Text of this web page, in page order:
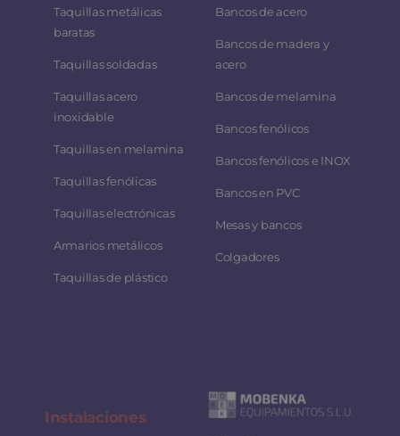
Taquillas metálicas
baratas
Taquillas soldadas
Taquillas acero
inoxidable
Taquillas en melamina
Taquillas fenólicas
Taquillas electrónicas
Armarios metálicos
Taquillas de plástico
Bancos de acero
Bancos de madera y
acero
Bancos de melamina
Bancos fenólicos
Bancos fenólicos e INOX
Bancos en PVC
Mesas y bancos
Colgadores
Instalaciones